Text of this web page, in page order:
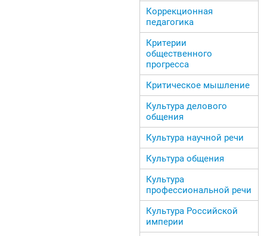
Коррекционная
педагогика
Критерии
общественного
прогресса
Критическое мышление
Культура делового
общения
Культура научной речи
Культура общения
Культура
профессиональной речи
Культура Российской
империи